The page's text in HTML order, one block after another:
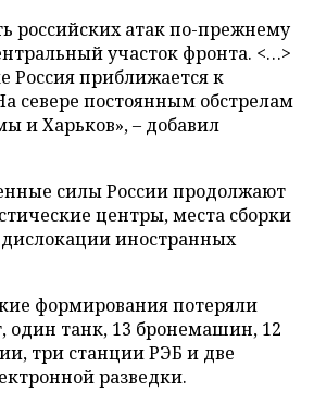
российских атак по-прежнему
участок фронта. <…>
Россия приближается к
севере постоянным обстрелам
и Харьков», – добавил
силы России продолжают
центры, места сборки
иностранных
формирования потеряли
один танк, 13 бронемашин, 12
три станции РЭБ и две
разведки.